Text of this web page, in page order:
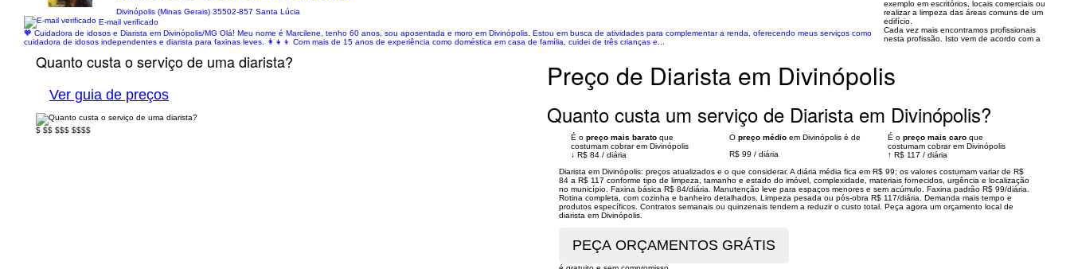
Divinópolis (Minas Gerais) 35502-857 Santa Lúcia
E-mail verificado
🧡 Cuidadora de idosos e Diarista em Divinópolis/MG Olá! Meu nome é Marcilene, tenho 60 anos, sou aposentada e moro em Divinópolis. Estou em busca de atividades para complementar a renda, oferecendo meus serviços como
cuidadora de idosos independentes e diarista para faxinas leves. 👩‍👧‍👦 Com mais de 15 anos de experiência como doméstica em casa de família, cuidei de três crianças e...
Quanto custa o serviço de uma diarista?
Ver guia de preços
$ $$ $$$ $$$$
Preço de Diarista em Divinópolis
Quanto custa um serviço de Diarista em Divinópolis?
É o preço mais barato que
costumam cobrar em Divinópolis
↓ R$ 84 / diária
O preço médio em Divinópolis é de
R$ 99 / diária
É o preço mais caro que
costumam cobrar em Divinópolis
↑ R$ 117 / diária
Diarista em Divinópolis: preços atualizados e o que considerar. A diária média fica em R$ 99; os valores costumam variar de R$
84 a R$ 117 conforme tipo de limpeza, tamanho e estado do imóvel, complexidade, materiais fornecidos, urgência e localização
no município. Faxina básica R$ 84/diária. Manutenção leve para espaços menores e sem acúmulo. Faxina padrão R$ 99/diária.
Rotina completa, com cozinha e banheiro detalhados. Limpeza pesada ou pós-obra R$ 117/diária. Demanda mais tempo e
produtos específicos. Contratos semanais ou quinzenais tendem a reduzir o custo total. Peça agora um orçamento local de
diarista em Divinópolis.
exemplo em escritórios, locais comerciais ou
realizar a limpeza das áreas comuns de um
edifício.
Cada vez mais encontramos profissionais
nesta profissão. Isto vem de acordo com a